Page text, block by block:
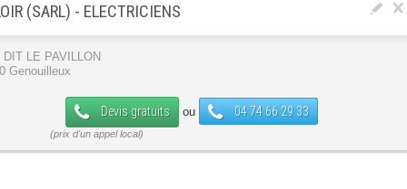
(SARL) - ELECTRICIENS
DIT LE PAVILLON
Genouilleux
Devis gratuits ou 04 74 66 29 33